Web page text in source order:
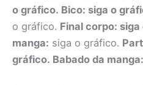
o gráfico. Bico: siga o
o gráfico. Final corpo: siga
manga: siga o gráfico.
gráfico. Babado da manga: